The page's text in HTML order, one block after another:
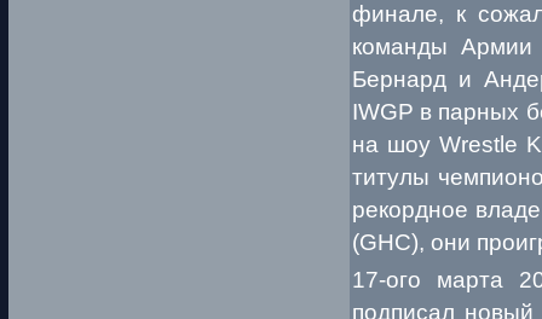
финале, к
команды Армии
Бернард и
IWGP в парных
на шоу Wrestle
титулы
рекордное
(GHC), они
17-ого марта
подписал новый